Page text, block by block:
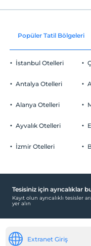
Faks/fotokopi
Ulaşım
Spa/sağlık
Check/out
Evcil Hayvan
Sigara
Çocuklar
Her bir oda için 7 yaşına
Gül
Popüler Tatil Bölgeleri
İstanbul Otelleri
Antalya Otelleri
Alanya Otelleri
Ayvalık Otelleri
İzmir Otelleri
Tesisiniz için ayrıcalıklar
Kayıt olun ayrıcalıklı tesisler
yer alın
Extranet Giriş